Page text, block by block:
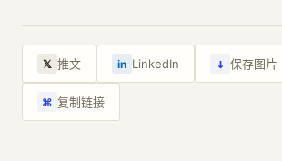
𝕏 推文 in LinkedIn ↓ 保存图片
⌘ 复制链接